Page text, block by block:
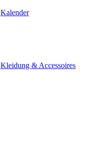
Kalender
Kleidung & Accessoires